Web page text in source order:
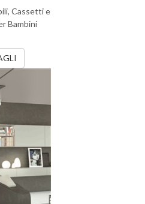
Cassetti e
Bambini